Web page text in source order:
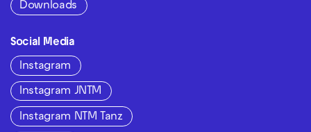
Downloads
Social Media
Instagram
Instagram JNTM
Instagram NTM Tanz